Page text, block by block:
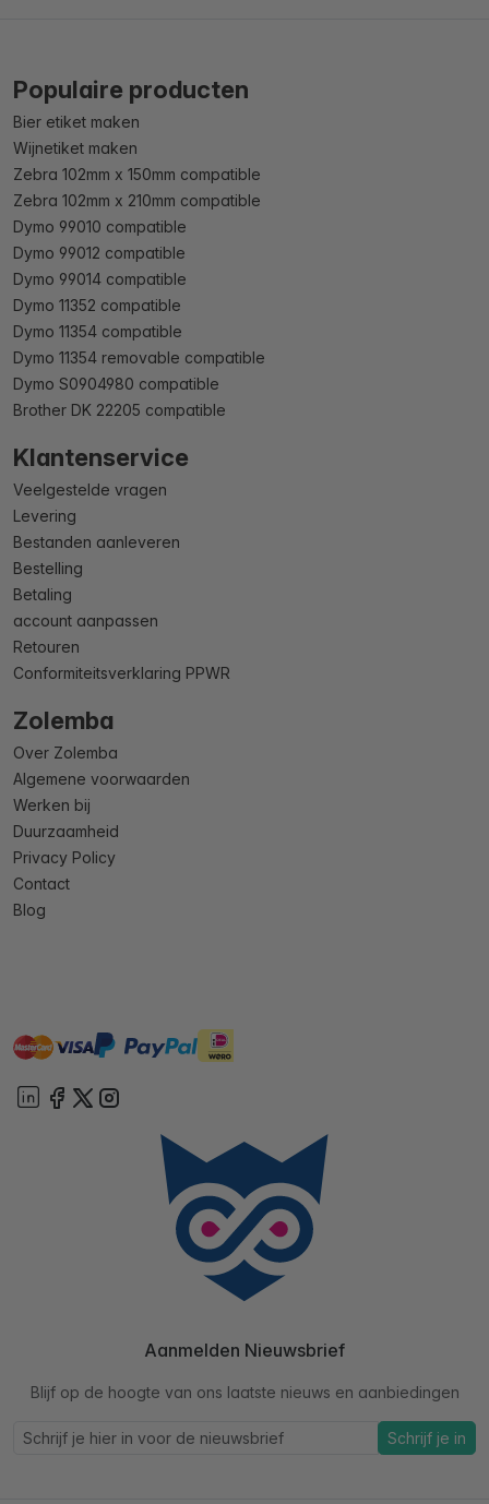
Populaire producten
Bier etiket maken
Wijnetiket maken
Zebra 102mm x 150mm compatible
Zebra 102mm x 210mm compatible
Dymo 99010 compatible
Dymo 99012 compatible
Dymo 99014 compatible
Dymo 11352 compatible
Dymo 11354 compatible
Dymo 11354 removable compatible
Dymo S0904980 compatible
Brother DK 22205 compatible
Klantenservice
Veelgestelde vragen
Levering
Bestanden aanleveren
Bestelling
Betaling
account aanpassen
Retouren
Conformiteitsverklaring PPWR
Zolemba
Over Zolemba
Algemene voorwaarden
Werken bij
Duurzaamheid
Privacy Policy
Contact
Blog
mastervisa paypal ideal
Aanmelden Nieuwsbrief
Blijf op de hoogte van ons laatste nieuws en aanbiedingen
Schrijf je in